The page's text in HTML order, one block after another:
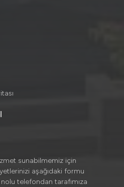
sunabilmemiz için
aşağıdaki formu
nolu telefondan tarafımıza